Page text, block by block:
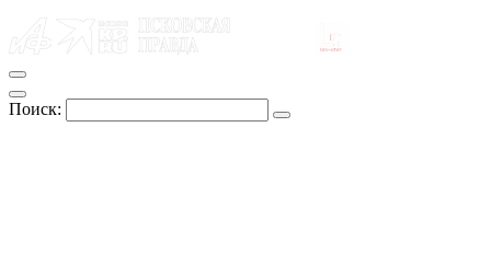
Поиск: